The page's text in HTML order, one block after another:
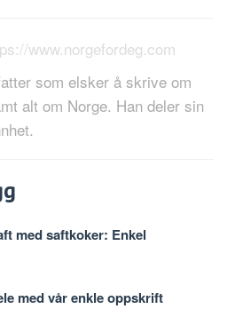
www.norgefordeg.com
som elsker å skrive om
alt om Norge. Han deler sin
med saftkoker: Enkel
med vår enkle oppskrift